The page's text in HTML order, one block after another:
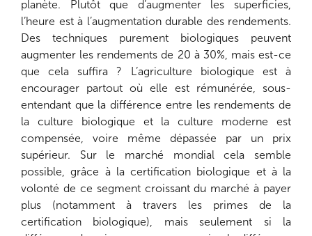
planète. Plutôt que d’augmenter les superficies,
l’heure est à l’augmentation durable des rendements.
Des techniques purement biologiques peuvent
augmenter les rendements de 20 à 30%, mais est-ce
que cela suffira ? L’agriculture biologique est à
encourager partout où elle est rémunérée, sous-
entendant que la différence entre les rendements de
la culture biologique et la culture moderne est
compensée, voire même dépassée par un prix
supérieur. Sur le marché mondial cela semble
possible, grâce à la certification biologique et à la
volonté de ce segment croissant du marché à payer
plus (notamment à travers les primes de la
certification biologique), mais seulement si la